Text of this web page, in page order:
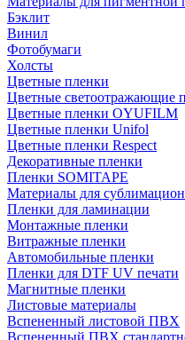
Бэклит
Винил
Фотобумаги
Холсты
Цветные пленки
Цветные светоотражающие
Цветные пленки OYUFILM
Цветные пленки Unifol
Цветные пленки Respect
Декоративные пленки
Пленки SOMITAPE
Материалы для
Пленки для ламинации
Монтажные пленки
Витражные пленки
Автомобильные пленки
Пленки для DTF UV печати
Магнитные пленки
Листовые материалы
Вспененный листовой ПВХ
Вспененный ПВХ